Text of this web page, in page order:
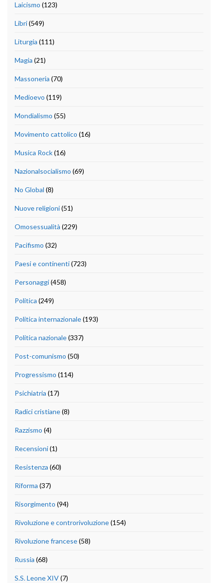
Laicismo (123)
Libri(549)
Liturgia (111)
Magia (21)
Massoneria (70)
Medioevo (119)
Mondialismo (55)
Movimento cattolico (16)
Musica Rock(16)
Nazionalsocialismo (69)
No Global (8)
Nuove religioni(51)
Omosessualità (229)
Pacifismo (32)
Paesi e continenti(723)
Personaggi(458)
Politica (249)
Politica internazionale(193)
Politica nazionale(337)
Post-comunismo (50)
Progressismo (114)
Psichiatria (17)
Radici cristiane(8)
Razzismo (4)
Recensioni(1)
Resistenza (60)
Riforma (37)
Risorgimento (94)
Rivoluzione e controrivoluzione(154)
Rivoluzione francese(58)
Russia (68)
S.S. Leone XIV(7)